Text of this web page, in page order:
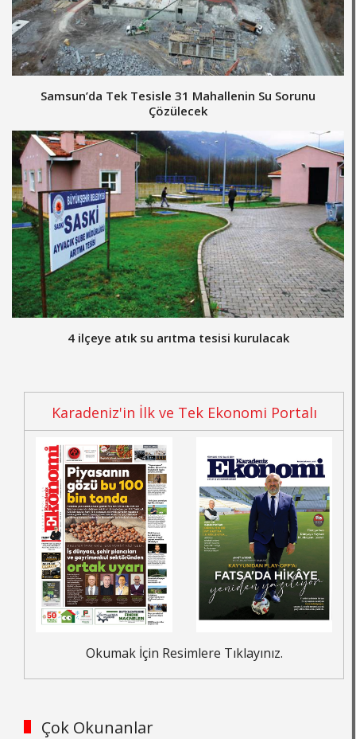
Samsun’da Tek Tesisle 31 Mahallenin Su Sorunu
Çözülecek
4 ilçeye atık su arıtma tesisi kurulacak
Karadeniz'in İlk ve Tek Ekonomi Portalı
Okumak İçin Resimlere Tıklayınız.
Çok Okunanlar